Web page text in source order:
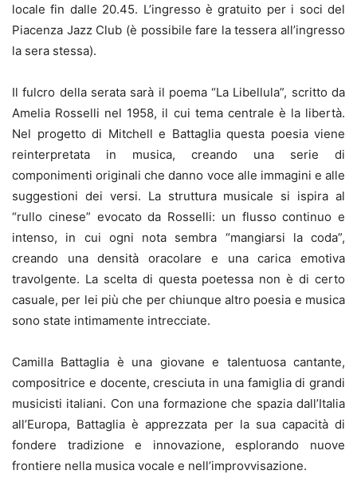
locale fin dalle 20.45. L’ingresso è gratuito per i soci del
Piacenza Jazz Club (è possibile fare la tessera all’ingresso
la sera stessa).
Il fulcro della serata sarà il poema “La Libellula”, scritto da
Amelia Rosselli nel 1958, il cui tema centrale è la libertà.
Nel progetto di Mitchell e Battaglia questa poesia viene
reinterpretata in musica, creando una serie di
componimenti originali che danno voce alle immagini e alle
suggestioni dei versi. La struttura musicale si ispira al
“rullo cinese” evocato da Rosselli: un flusso continuo e
intenso, in cui ogni nota sembra “mangiarsi la coda”,
creando una densità oracolare e una carica emotiva
travolgente. La scelta di questa poetessa non è di certo
casuale, per lei più che per chiunque altro poesia e musica
sono state intimamente intrecciate.
Camilla Battaglia è una giovane e talentuosa cantante,
compositrice e docente, cresciuta in una famiglia di grandi
musicisti italiani. Con una formazione che spazia dall’Italia
all’Europa, Battaglia è apprezzata per la sua capacità di
fondere tradizione e innovazione, esplorando nuove
frontiere nella musica vocale e nell’improvvisazione.